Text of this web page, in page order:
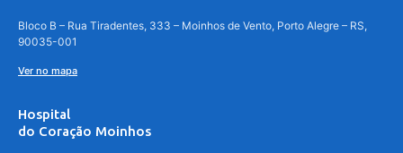
Bloco B – Rua Tiradentes, 333 – Moinhos de Vento, Porto Alegre – RS,
90035-001
Ver no mapa
Hospital
do Coração Moinhos